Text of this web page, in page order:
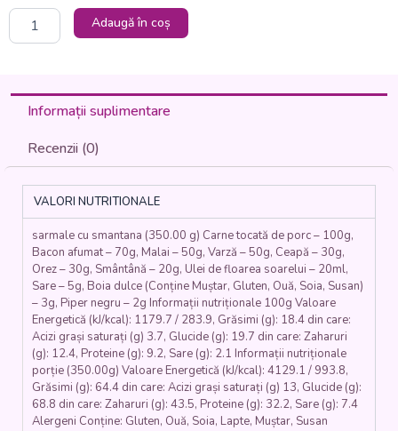
Cantitate
MĂMĂLIGUȚĂ
SMÂNTÂNĂ
(carne
porc,
boia,
varza,
malai,
smantana)
Adaugă în coș
Informații suplimentare
Recenzii (0)
VALORI NUTRITIONALE
sarmale cu smantana (350.00 g) Carne tocată de porc – 100g,
Bacon afumat – 70g, Malai – 50g, Varză – 50g, Ceapă – 30g,
Orez – 30g, Smântână – 20g, Ulei de floarea soarelui – 20ml,
Sare – 5g, Boia dulce (Conține Muștar, Gluten, Ouă, Soia, Susan)
– 3g, Piper negru – 2g Informații nutriționale 100g Valoare
Energetică (kJ/kcal): 1179.7 / 283.9, Grăsimi (g): 18.4 din care:
Acizi grași saturați (g) 3.7, Glucide (g): 19.7 din care: Zaharuri
(g): 12.4, Proteine (g): 9.2, Sare (g): 2.1 Informații nutriționale
porție (350.00g) Valoare Energetică (kJ/kcal): 4129.1 / 993.8,
Grăsimi (g): 64.4 din care: Acizi grași saturați (g) 13, Glucide (g):
68.8 din care: Zaharuri (g): 43.5, Proteine (g): 32.2, Sare (g): 7.4
Alergeni Conține: Gluten, Ouă, Soia, Lapte, Muștar, Susan